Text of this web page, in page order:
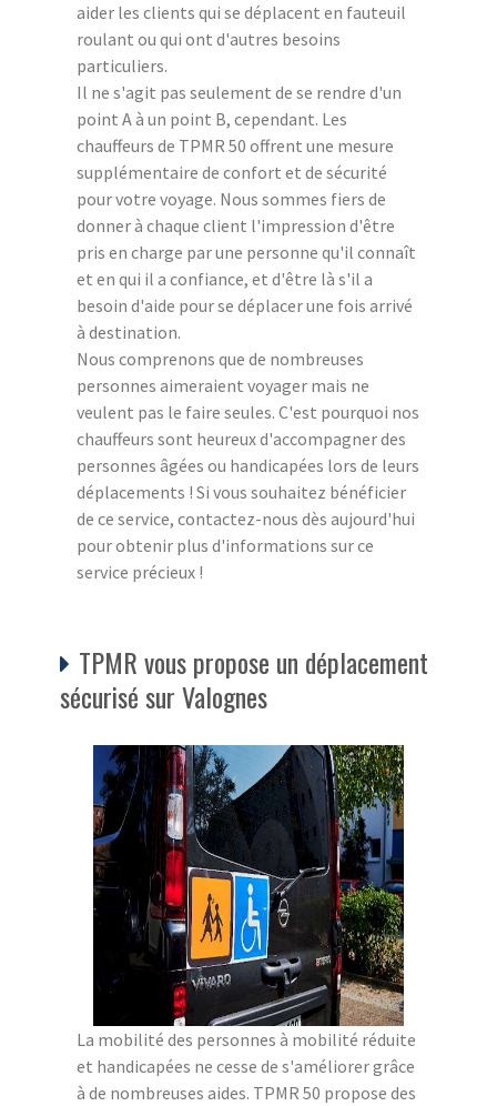
aider les clients qui se déplacent en fauteuil
roulant ou qui ont d'autres besoins
particuliers.
Il ne s'agit pas seulement de se rendre d'un
point A à un point B, cependant. Les
chauffeurs de TPMR 50 offrent une mesure
supplémentaire de confort et de sécurité
pour votre voyage. Nous sommes fiers de
donner à chaque client l'impression d'être
pris en charge par une personne qu'il connaît
et en qui il a confiance, et d'être là s'il a
besoin d'aide pour se déplacer une fois arrivé
à destination.
Nous comprenons que de nombreuses
personnes aimeraient voyager mais ne
veulent pas le faire seules. C'est pourquoi nos
chauffeurs sont heureux d'accompagner des
personnes âgées ou handicapées lors de leurs
déplacements ! Si vous souhaitez bénéficier
de ce service, contactez-nous dès aujourd'hui
pour obtenir plus d'informations sur ce
service précieux !
TPMR vous propose un déplacement
sécurisé sur Valognes
La mobilité des personnes à mobilité réduite
et handicapées ne cesse de s'améliorer grâce
à de nombreuses aides. TPMR 50 propose des